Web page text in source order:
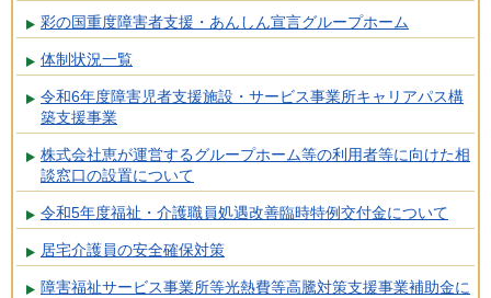
彩の国重度障害者支援・あんしん宣言グループホーム
体制状況一覧
令和6年度障害児者支援施設・サービス事業所キャリアパス構
築支援事業
株式会社恵が運営するグループホーム等の利用者等に向けた相
談窓口の設置について
令和5年度福祉・介護職員処遇改善臨時特例交付金について
居宅介護員の安全確保対策
障害福祉サービス事業所等光熱費等高騰対策支援事業補助金に